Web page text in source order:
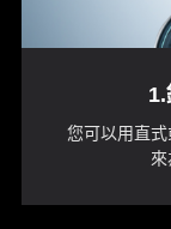
您可以用直